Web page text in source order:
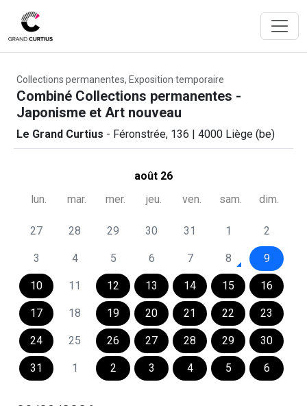
Collections permanentes, Exposition temporaire
Combiné Collections permanentes -
Japonisme et Art nouveau
Le Grand Curtius - Féronstrée, 136 | 4000 Liège (be)
août 26
lun.
mar. mer. jeu. ven. sam. dim.
27 28 29 30 31 1 2
3 4 5 6 7 8 9
10 11 12 13 14 15 16
17 18 19 20 21 22 23
24 25 26 27 28 29 30
31 1 2 3 4 5 6